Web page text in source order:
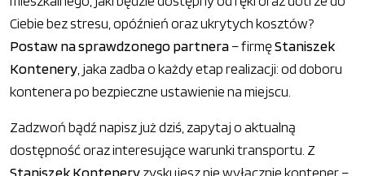
Ciebie bez stresu, opóźnień oraz ukrytych kosztów?
Postaw na sprawdzonego partnera– firmęStaniszek
Kontenery , jaka zadba o każdy etap realizacji: od doboru
kontenera po bezpieczne ustawienie na miejscu.
Zadzwoń bądź napisz już dziś, zapytaj o aktualną
dostępność oraz interesujące warunki transportu. Z
Staniszek Konteneryzyskujesz nie wyłącznie kontener –